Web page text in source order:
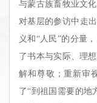
与蒙古族畜牧业文
对基层的参访中走
义和“人民”的分量
了书本与实际、理
解和尊敬；重新审
了“到祖国需要的地